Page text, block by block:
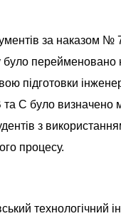
за наказом №
було
підготовки
та С було визначено
з
процесу.
технологічний